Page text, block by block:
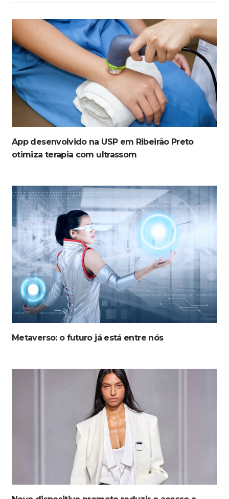
App desenvolvido na USP em Ribeirão Preto
otimiza terapia com ultrassom
Metaverso: o futuro já está entre nós